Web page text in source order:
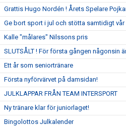
Grattis Hugo Nordén ! Årets Spelare
Ge bort sport i jul och stötta samtidigt
Kalle "målares" Nilssons pris
SLUTSÅLT ! För första gången någonsin
Ett år som seniortränare
Första nyförvärvet på damsidan!
JULKLAPPAR FRÅN TEAM INTERSPORT
Ny tränare klar för juniorlaget!
Bingolottos Julkalender